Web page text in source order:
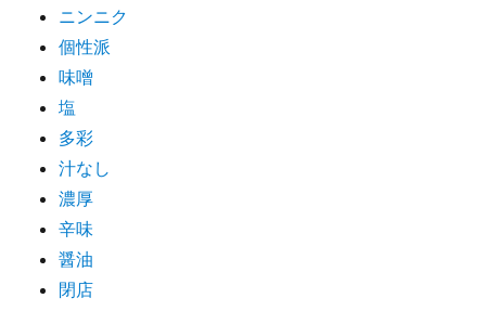
ニンニク
個性派
味噌
塩
多彩
汁なし
濃厚
辛味
醤油
閉店